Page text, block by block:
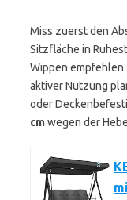
Miss zuerst den
Sitzfläche in
Wippen empfehlen
aktiver Nutzung
oder
cmwegen der